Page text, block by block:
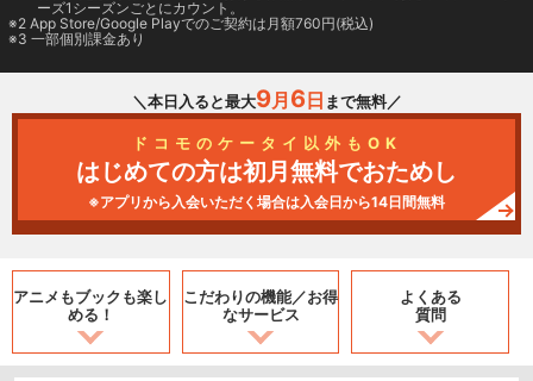
ーズ1シーズンごとにカウント。
2 App Store/Google Playでのご契約は月額760円(税込)
3 一部個別課金あり
＼本日入ると最大9月 6日 まで無料／
ドコモのケータイ以外もOK
はじめての方は初月無料でおためし
※アプリから入会いただく場合は入会日から14日間無料
アニメもブックも楽し
める！
こだわりの機能／お得
なサービス
よくある
質問